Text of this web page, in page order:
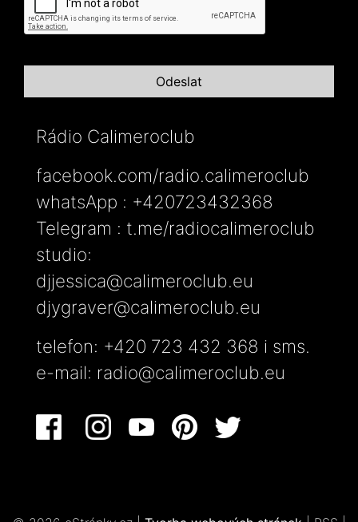
Rádio Calimeroclub
facebook.com/radio.calimeroclub
whatsApp : +420723432368
Telegram : t.me/radiocalimeroclub
studio:
djjessica@calimeroclub.eu
djygraver@calimeroclub.eu
telefon: +420 723 432 368 i sms.
e-mail: radio@calimeroclub.eu